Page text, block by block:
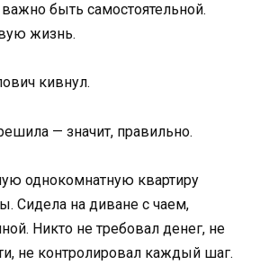
быть самостоятельной.
жизнь.
кивнул.
— значит, правильно.
однокомнатную квартиру
Сидела на диване с чаем,
Никто не требовал денег, не
не контролировал каждый шаг.